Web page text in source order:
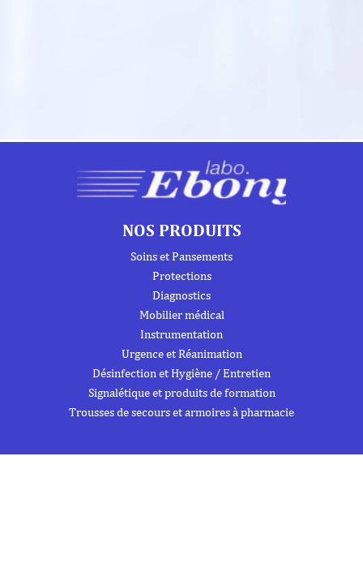
NOS PRODUITS
Soins et Pansements
Protections
Diagnostics
Mobilier médical
Instrumentation
Urgence et Réanimation
Désinfection et Hygiène / Entretien
Signalétique et produits de formation
Trousses de secours et armoires à pharmacie